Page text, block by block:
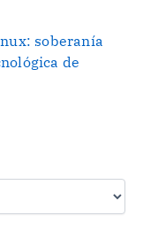
soberanía
de